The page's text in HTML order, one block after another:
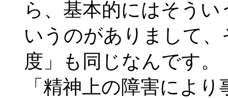
ら、基本的にはそう
いうのがありまして
度」も同じなんです。
「精神上の障害によ